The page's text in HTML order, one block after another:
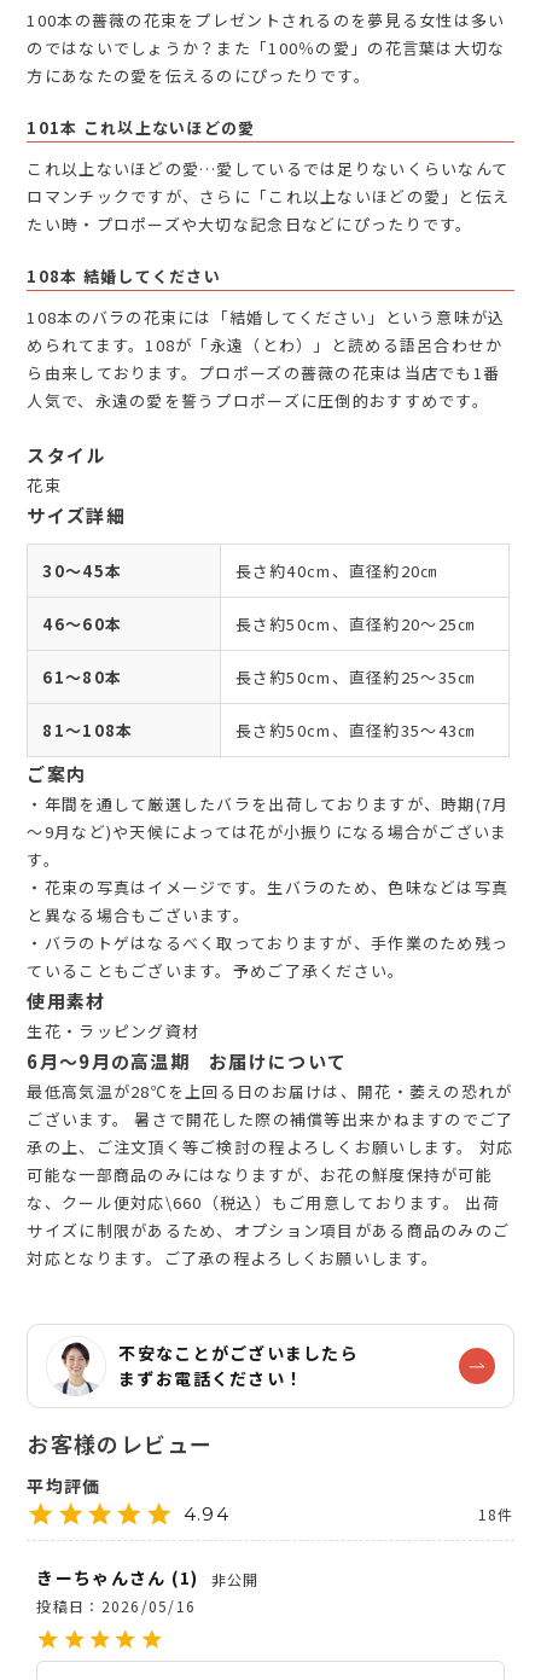
100本の薔薇の花束をプレゼントされるのを夢見る女性は多い
のではないでしょうか？また「100％の愛」の花言葉は大切な
方にあなたの愛を伝えるのにぴったりです。
101本 これ以上ないほどの愛
これ以上ないほどの愛…愛しているでは足りないくらいなんて
ロマンチックですが、さらに「これ以上ないほどの愛」と伝え
たい時・プロポーズや大切な記念日などにぴったりです。
108本 結婚してください
108本のバラの花束には「結婚してください」という意味が込
められてます。108が「永遠（とわ）」と読める語呂合わせか
ら由来しております。プロポーズの薔薇の花束は当店でも1番
人気で、永遠の愛を誓うプロポーズに圧倒的おすすめです。
スタイル
花束
サイズ詳細
30～45本 長さ約40cm、直径約20㎝
46～60本 長さ約50cm、直径約20～25㎝
61～80本 長さ約50cm、直径約25～35㎝
81～108本 長さ約50cm、直径約35～43㎝
ご案内
・年間を通して厳選したバラを出荷しておりますが、時期(7月
～9月など)や天候によっては花が小振りになる場合がございま
す。
・花束の写真はイメージです。生バラのため、色味などは写真
と異なる場合もございます。
・バラのトゲはなるべく取っておりますが、手作業のため残っ
ていることもございます。予めご了承ください。
使用素材
生花・ラッピング資材
6月～9月の高温期 お届けについて
最低高気温が28℃を上回る日のお届けは、開花・萎えの恐れが
ございます。 暑さで開花した際の補償等出来かねますのでご了
承の上、ご注文頂く等ご検討の程よろしくお願いします。 対応
可能な一部商品のみにはなりますが、お花の鮮度保持が可能
な、クール便対応\660（税込）もご用意しております。 出荷
サイズに制限があるため、オプション項目がある商品のみのご
対応となります。ご了承の程よろしくお願いします。
不安なことがございましたら
まずお電話ください！
4.94 18
きーちゃん 1
非公開
投稿日
2026/05/16